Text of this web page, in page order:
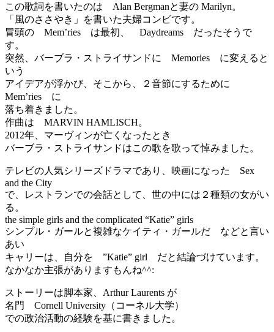
この歌詞を書いたのは Alan Bergmanと妻の Marilyn。
「風のささやき」を書いた夫婦コンビです。
冒頭の Mem’ries は最初、 Daydreams だったそうで
す。
突然、バーブラ・ストライサンドに Memories に変えると
いう
アイデアが浮かび、そこから、２音節にするために
Mem’ries に
落ち着きました。
作曲は MARVIN HAMLISCH。
2012年、マーヴィンが亡くなったとき
バーブラ・ストライサンドはこの歌を歌って悼みました。
テレビの人気シリーズドラマであり、映画になった Sex
and the City
で、レストランでの会話として、世の中には２種類の女がい
る。
the simple girls and the complicated “Katie” girls
シンプル・ガールと複雑なケイティ・ガールだ などと言い
あい
キャリーは、自分を ”Katie” girl だと結論づけています。
なかなか主張がありますもんね^^:
ストーリーは脚本家、Arthur Laurents が
名門 Cornell University（コーネル大学）
での政治活動の経験を基に書きました。